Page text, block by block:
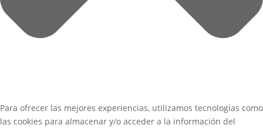
Para ofrecer las mejores experiencias, utilizamos tecnologías como
las cookies para almacenar y/o acceder a la información del